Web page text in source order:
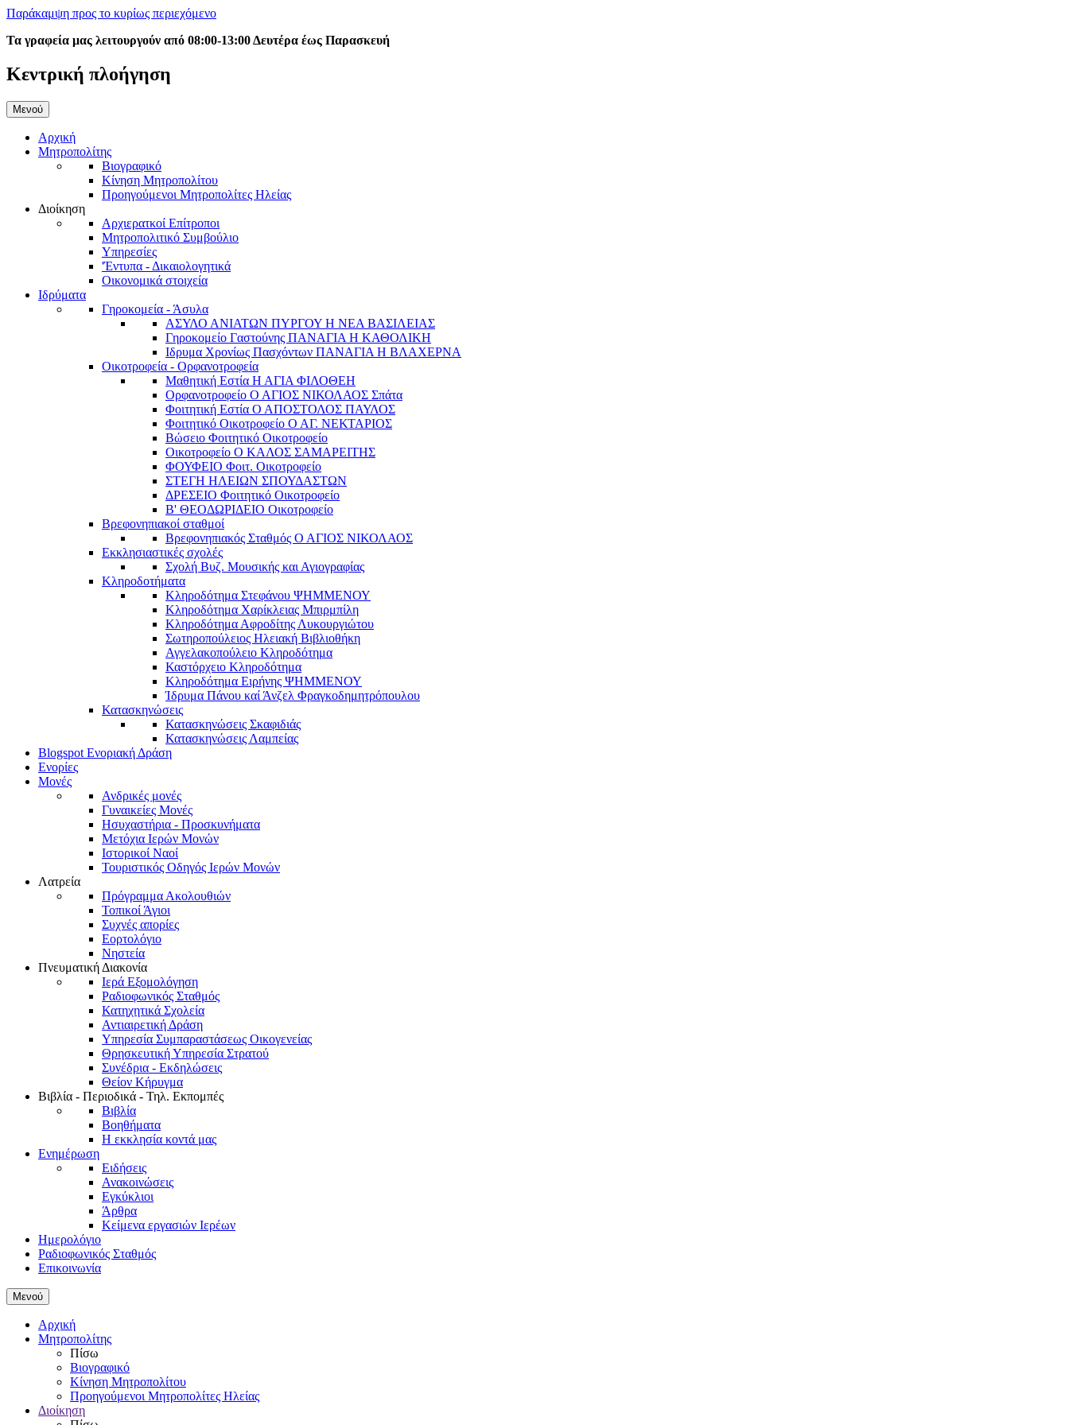
Παράκαμψη προς το κυρίως περιεχόμενο
Τα γραφεία μας λειτουργούν από 08:00-13:00 Δευτέρα έως Παρασκευή
Κεντρική πλοήγηση
Μενού
Αρχική
Μητροπολίτης
Βιογραφικό
Κίνηση Μητροπολίτου
Προηγούμενοι Μητροπολίτες Ηλείας
Διοίκηση
Αρχιερατκοί Επίτροποι
Μητροπολιτικό Συμβούλιο
Υπηρεσίες
'Έντυπα - Δικαιολογητικά
Οικονομικά στοιχεία
Ιδρύματα
Γηροκομεία - Άσυλα
ΑΣΥΛΟ ΑΝΙΑΤΩΝ ΠΥΡΓΟΥ Η ΝΕΑ ΒΑΣΙΛΕΙΑΣ
Γηροκομείο Γαστούνης ΠΑΝΑΓΙΑ Η ΚΑΘΟΛΙΚΗ
Ιδρυμα Χρονίως Πασχόντων ΠΑΝΑΓΙΑ Η ΒΛΑΧΕΡΝΑ
Οικοτροφεία - Ορφανοτροφεία
Μαθητική Εστία Η ΑΓΙΑ ΦΙΛΟΘΕΗ
Ορφανοτροφείο Ο ΑΓΙΟΣ ΝΙΚΟΛΑΟΣ Σπάτα
Φοιτητική Εστία Ο ΑΠΟΣΤΟΛΟΣ ΠΑΥΛΟΣ
Φοιτητικό Οικοτροφείο Ο ΑΓ. ΝΕΚΤΑΡΙΟΣ
Βώσειο Φοιτητικό Οικοτροφείο
Οικοτροφείο Ο ΚΑΛΟΣ ΣΑΜΑΡΕΙΤΗΣ
ΦΟΥΦΕΙΟ Φοιτ. Οικοτροφείο
ΣΤΕΓΗ ΗΛΕΙΩΝ ΣΠΟΥΔΑΣΤΩΝ
ΔΡΕΣΕΙΟ Φοιτητικό Οικοτροφείο
Β' ΘΕΟΔΩΡΙΔΕΙΟ Οικοτροφείο
Βρεφονηπιακοί σταθμοί
Βρεφονηπιακός Σταθμός Ο ΑΓΙΟΣ ΝΙΚΟΛΑΟΣ
Εκκλησιαστικές σχολές
Σχολή Βυζ. Μουσικής και Αγιογραφίας
Κληροδοτήματα
Κληροδότημα Στεφάνου ΨΗΜΜΕΝΟΥ
Κληροδότημα Χαρίκλειας Μπιρμπίλη
Κληροδότημα Αφροδίτης Λυκουργιώτου
Σωτηροπούλειος Ηλειακή Βιβλιοθήκη
Αγγελακοπούλειο Κληροδότημα
Καστόρχειο Κληροδότημα
Κληροδότημα Ειρήνης ΨΗΜΜΕΝΟΥ
Ίδρυμα Πάνου καί Άνζελ Φραγκοδημητρόπουλου
Κατασκηνώσεις
Κατασκηνώσεις Σκαφιδιάς
Κατασκηνώσεις Λαμπείας
Blogspot Ενοριακή Δράση
Ενορίες
Μονές
Ανδρικές μονές
Γυναικείες Μονές
Ησυχαστήρια - Προσκυνήματα
Μετόχια Ιερών Μονών
Ιστορικοί Ναοί
Τουριστικός Οδηγός Ιερών Μονών
Λατρεία
Πρόγραμμα Ακολουθιών
Τοπικοί Άγιοι
Συχνές απορίες
Εορτολόγιο
Νηστεία
Πνευματική Διακονία
Ιερά Εξομολόγηση
Ραδιοφωνικός Σταθμός
Κατηχητικά Σχολεία
Αντιαιρετική Δράση
Υπηρεσία Συμπαραστάσεως Οικογενείας
Θρησκευτική Υπηρεσία Στρατού
Συνέδρια - Εκδηλώσεις
Θείον Κήρυγμα
Βιβλία - Περιοδικά - Τηλ. Εκπομπές
Βιβλία
Βοηθήματα
Η εκκλησία κοντά μας
Ενημέρωση
Ειδήσεις
Ανακοινώσεις
Εγκύκλιοι
Άρθρα
Κείμενα εργασιών Ιερέων
Ημερολόγιο
Ραδιοφωνικός Σταθμός
Επικοινωνία
Μενού
Αρχική
Μητροπολίτης
Πίσω
Βιογραφικό
Κίνηση Μητροπολίτου
Προηγούμενοι Μητροπολίτες Ηλείας
Διοίκηση